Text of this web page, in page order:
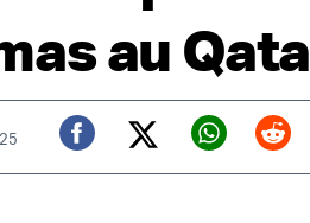
au
Facebook
Twitter (X)